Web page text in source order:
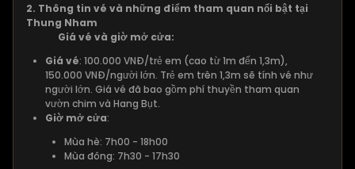
2. Thông tin vé và những điểm tham quan nổi bật tại
Thung Nham
Giá vé và giờ mở cửa:
Giá vé: 100.000 VNĐ/trẻ em (cao từ 1m đến 1,3m),
150.000 VNĐ/người lớn. Trẻ em trên 1,3m sẽ tính vé như
người lớn. Giá vé đã bao gồm phí thuyền tham quan
vườn chim và Hang Bụt.
Giờ mở cửa:
Mùa hè: 7h00 - 18h00
Mùa đông: 7h30 - 17h30